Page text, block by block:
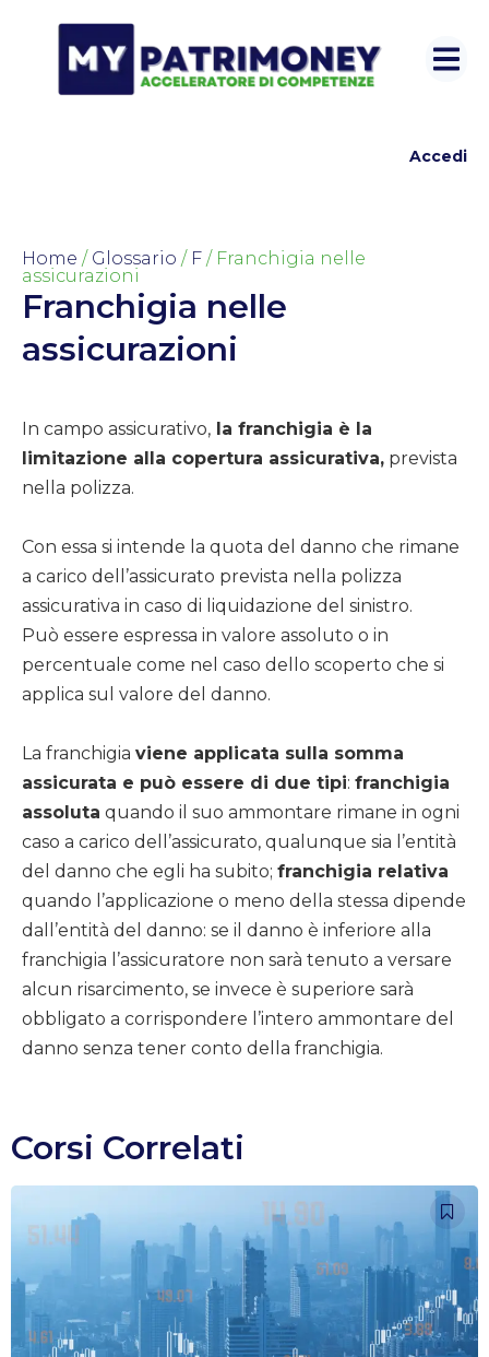
Accedi
Home / Glossario / F / Franchigia nelle
assicurazioni
Franchigia nelle
assicurazioni
In campo assicurativo, la franchigia è la
limitazione alla copertura assicurativa, prevista
nella polizza.
Con essa si intende la quota del danno che rimane
a carico dell’assicurato prevista nella polizza
assicurativa in caso di liquidazione del sinistro.
Può essere espressa in valore assoluto o in
percentuale come nel caso dello scoperto che si
applica sul valore del danno.
La franchigia viene applicata sulla somma
assicurata e può essere di due tipi: franchigia
assoluta quando il suo ammontare rimane in ogni
caso a carico dell’assicurato, qualunque sia l’entità
del danno che egli ha subito; franchigia relativa
quando l’applicazione o meno della stessa dipende
dall’entità del danno: se il danno è inferiore alla
franchigia l’assicuratore non sarà tenuto a versare
alcun risarcimento, se invece è superiore sarà
obbligato a corrispondere l’intero ammontare del
danno senza tener conto della franchigia.
Corsi Correlati